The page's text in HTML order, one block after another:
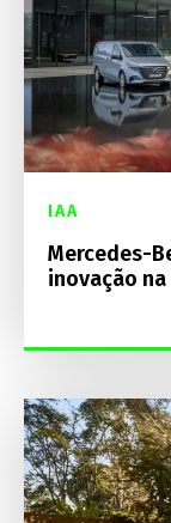
IAA
Mercedes-
inovação